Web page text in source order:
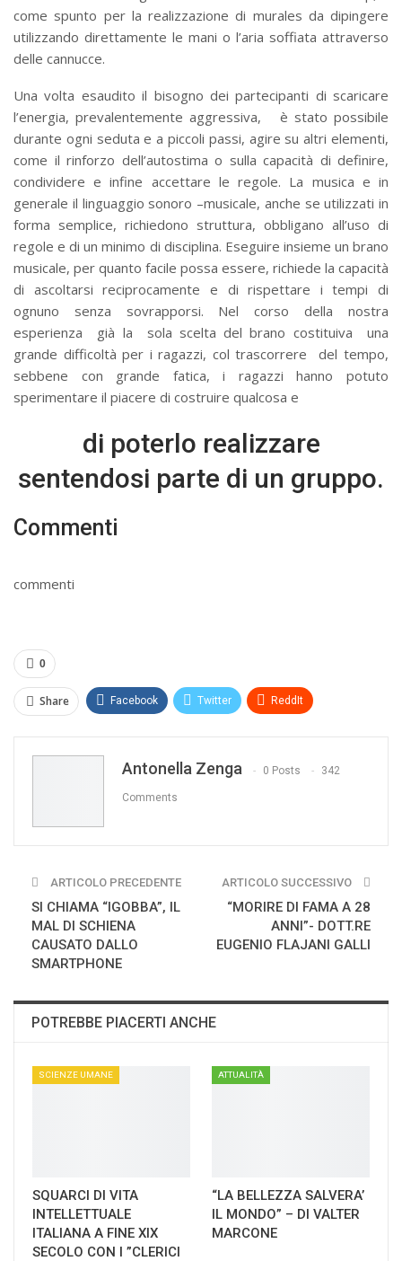
come spunto per la realizzazione di murales da dipingere
utilizzando direttamente le mani o l’aria soffiata attraverso
delle cannucce.
Una volta esaudito il bisogno dei partecipanti di scaricare
l’energia, prevalentemente aggressiva, è stato possibile
durante ogni seduta e a piccoli passi, agire su altri elementi,
come il rinforzo dell’autostima o sulla capacità di definire,
condividere e infine accettare le regole. La musica e in
generale il linguaggio sonoro –musicale, anche se utilizzati in
forma semplice, richiedono struttura, obbligano all’uso di
regole e di un minimo di disciplina. Eseguire insieme un brano
musicale, per quanto facile possa essere, richiede la capacità
di ascoltarsi reciprocamente e di rispettare i tempi di
ognuno senza sovrapporsi. Nel corso della nostra
esperienza già la sola scelta del brano costituiva una
grande difficoltà per i ragazzi, col trascorrere del tempo,
sebbene con grande fatica, i ragazzi hanno potuto
sperimentare il piacere di costruire qualcosa e
di poterlo realizzare
sentendosi parte di un gruppo.
Commenti
commenti
0
Share Facebook Twitter ReddIt
Antonella Zenga 0 Posts 342
Comments
ARTICOLO PRECEDENTE
SI CHIAMA “IGOBBA”, IL
MAL DI SCHIENA
CAUSATO DALLO
SMARTPHONE
ARTICOLO SUCCESSIVO
“MORIRE DI FAMA A 28
ANNI”- DOTT.RE
EUGENIO FLAJANI GALLI
POTREBBE PIACERTI ANCHE
SCIENZE UMANE
SQUARCI DI VITA
INTELLETTUALE
ITALIANA A FINE XIX
SECOLO CON I ”CLERICI
ATTUALITÀ
“LA BELLEZZA SALVERA’
IL MONDO” – DI VALTER
MARCONE